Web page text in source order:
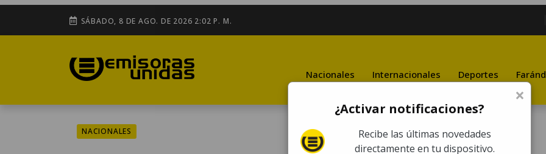
SÁBADO, 8 DE AGO. DE 2026 2:02 P. M.
Nacionales Internacionales Deportes
NACIONALES
×
¿Activar notificaciones?
Recibe las últimas novedades
directamente en tu dispositivo.